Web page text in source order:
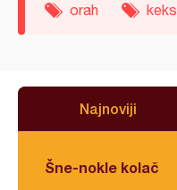
orah keks
Najnoviji
Šne-nokle kolač